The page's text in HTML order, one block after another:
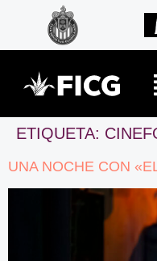
ETIQUETA:
UNA NOCHE CON